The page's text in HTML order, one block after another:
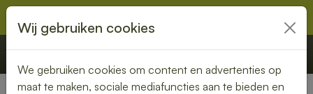
€ 0,00 Offerte Bestellen
Wij gebruiken cookies
We gebruiken cookies om content en advertenties op
maat te maken, sociale mediafuncties aan te bieden en